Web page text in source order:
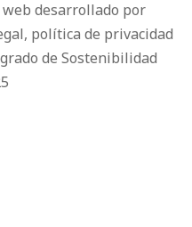
desarrollado por
política de privacidad
de Sostenibilidad